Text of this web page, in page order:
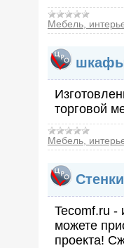
Мебель,
шкафы
торговой
Мебель,
Tecomf.ru -
можете
проекта!